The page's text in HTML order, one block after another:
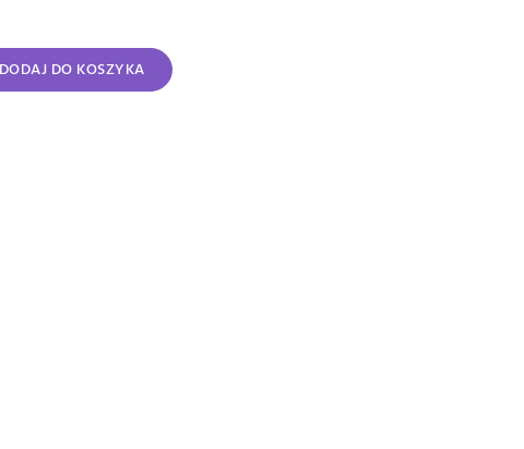
DODAJ DO KOSZYKA